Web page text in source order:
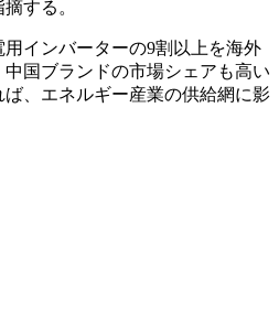
する。
インバーターの9割以上を海外
国ブランドの市場シェアも高い
、エネルギー産業の供給網に影